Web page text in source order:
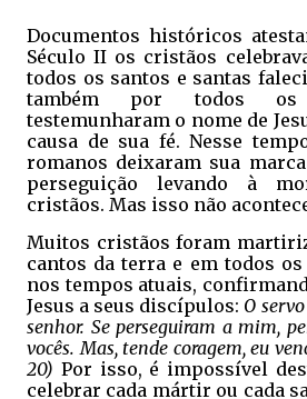
Documentos históricos
Século II os cristãos
todos os santos e santas
também por todos
testemunharam o nome de
causa de sua fé. Nesse
romanos deixaram sua
perseguição levando à
cristãos. Mas isso não
Muitos cristãos foram
cantos da terra e em todos
nos tempos atuais,
Jesus a seus discípulos: O
senhor. Se perseguiram a mim,
vocês. Mas, tende coragem, eu
20) Por isso, é impossível
celebrar cada mártir ou cada